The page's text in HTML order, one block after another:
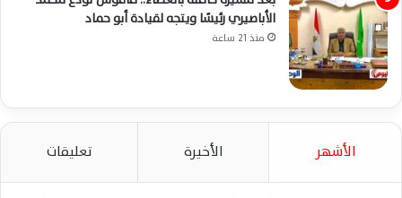
الأباصيري رئيسًا ويتجه لقيادة أبو حماد
منذ 21 ساعة
الأشهر الأخيرة تعليقات